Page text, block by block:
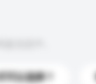
以选择？